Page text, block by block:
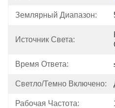
Землярный Диапазон:
Источник Света:
Время Ответа:
Светло/темно Включено:
Рабочая Частота: